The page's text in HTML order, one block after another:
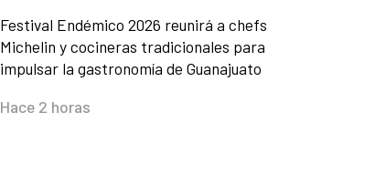
Festival Endémico 2026 reunirá a chefs
Michelin y cocineras tradicionales para
impulsar la gastronomía de Guanajuato
Hace 2 horas